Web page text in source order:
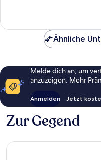
Bewertungen
Ähnliche
Melde dich an, um
anzuzeigen. Mehr
Anmelden Jetzt
Zur Gegend